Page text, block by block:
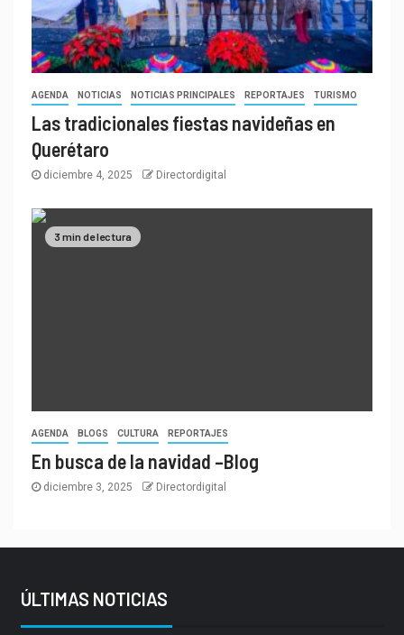
AGENDA NOTICIAS NOTICIAS PRINCIPALES REPORTAJES TURISMO
Las tradicionales fiestas navideñas en
Querétaro
diciembre 4, 2025 Directordigital
3 min de lectura
AGENDA BLOGS CULTURA REPORTAJES
En busca de la navidad –Blog
diciembre 3, 2025 Directordigital
ÚLTIMAS NOTICIAS